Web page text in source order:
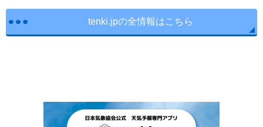
tenki.jpの全情報はこちら